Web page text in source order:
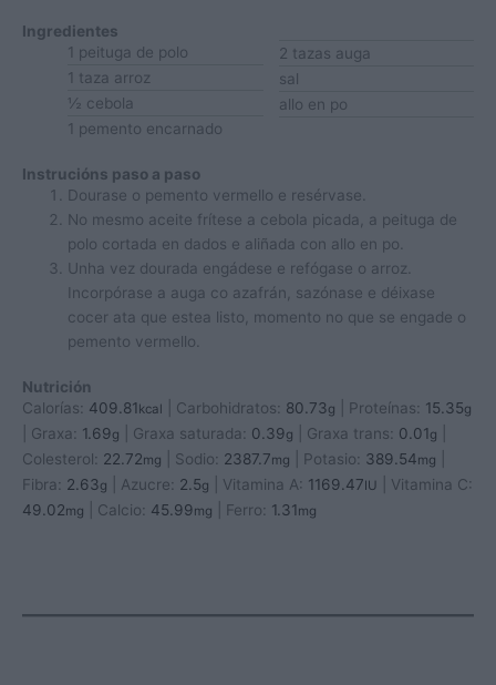
Ingredientes
1 peituga de polo
1 taza arroz
½ cebola
1 pemento encarnado
2 tazas auga
sal
allo en po
Instrucións paso a paso
Dourase o pemento vermello e resérvase.
No mesmo aceite frítese a cebola picada, a peituga de
polo cortada en dados e aliñada con allo en po.
Unha vez dourada engádese e refógase o arroz.
Incorpórase a auga co azafrán, sazónase e déixase
cocer ata que estea listo, momento no que se engade o
pemento vermello.
Nutrición
Calorías: 409.81kcal Carbohidratos: 80.73g Proteínas: 15.35g
Graxa: 1.69g Graxa saturada: 0.39g Graxa trans: 0.01g
Colesterol: 22.72mg Sodio: 2387.7mg Potasio: 389.54mg
Fibra: 2.63g Azucre: 2.5g Vitamina A: 1169.47IU
Vitamina C:
49.02mg Calcio: 45.99mg Ferro: 1.31mg